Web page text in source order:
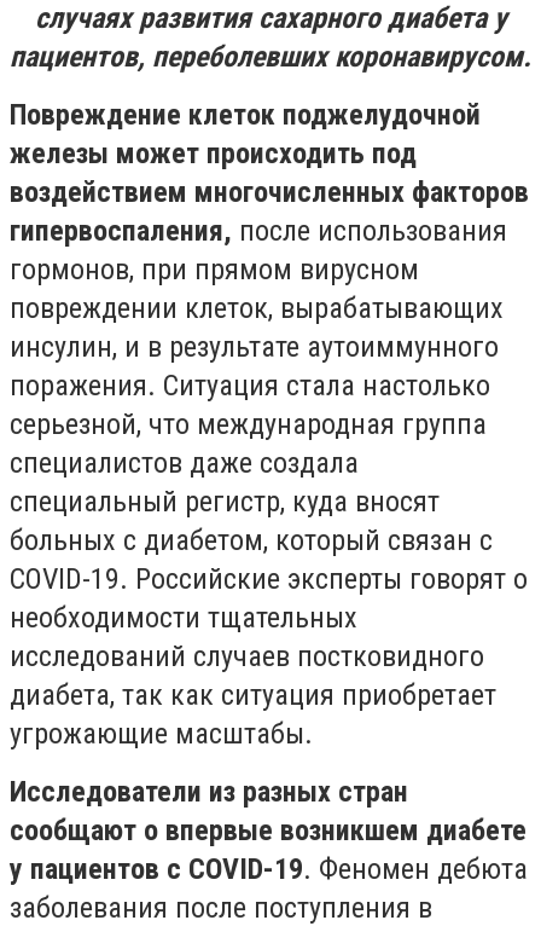
случаях развития сахарного диабета у
пациентов, переболевших коронавирусом.
Повреждение клеток поджелудочной
железы может происходить под
воздействием многочисленных факторов
гипервоспаления, после использования
гормонов, при прямом вирусном
повреждении клеток, вырабатывающих
инсулин, и в результате аутоиммунного
поражения. Ситуация стала настолько
серьезной, что международная группа
специалистов даже создала
специальный регистр, куда вносят
больных с диабетом, который связан с
COVID-19. Российские эксперты говорят о
необходимости тщательных
исследований случаев постковидного
диабета, так как ситуация приобретает
угрожающие масштабы.
Исследователи из разных стран
сообщают о впервые возникшем диабете
у пациентов с COVID-19. Феномен дебюта
заболевания после поступления в